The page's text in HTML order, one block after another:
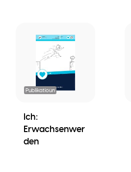
Publikatioun
Ich:
Erwachsenwer
den